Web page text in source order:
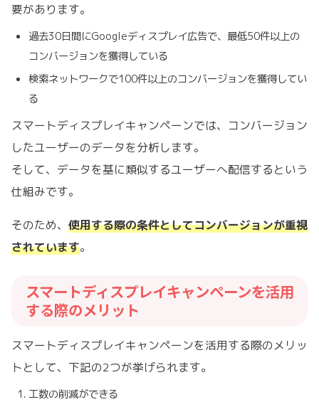
要があります。
過去30日間にGoogleディスプレイ広告で、最低50件以上の
コンバージョンを獲得している
検索ネットワークで100件以上のコンバージョンを獲得してい
る
スマートディスプレイキャンペーンでは、コンバージョン
したユーザーのデータを分析します。
そして、データを基に類似するユーザーへ配信するという
仕組みです。
そのため、 使用する際の条件としてコンバージョンが重視
されています。
スマートディスプレイキャンペーンを活用
する際のメリット
スマートディスプレイキャンペーンを活用する際のメリッ
トとして、下記の2つが挙げられます。
工数の削減ができる